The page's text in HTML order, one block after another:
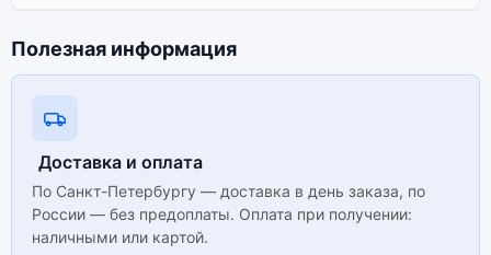
Полезная информация
Доставка и оплата
По Санкт-Петербургу — доставка в день заказа, по
России — без предоплаты. Оплата при получении:
наличными или картой.